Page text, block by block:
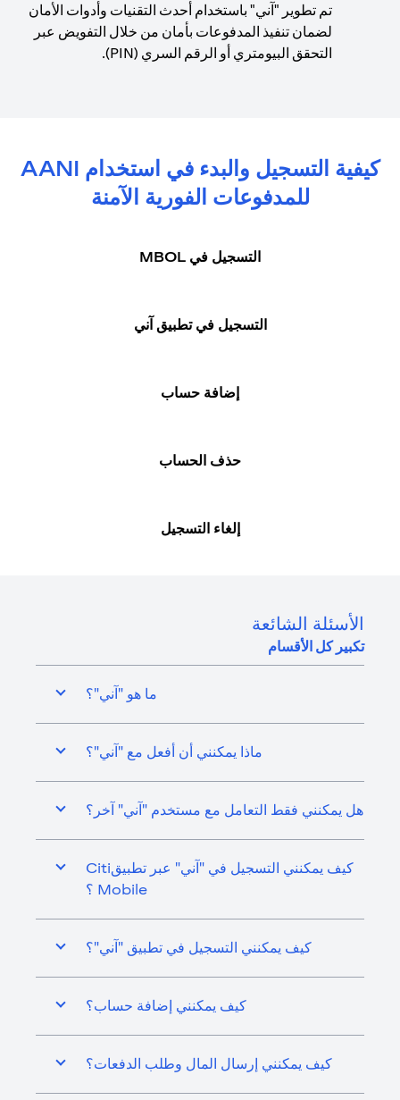
تم تطوير "آني" باستخدام أحدث التقنيات وأدوات الأمان
لضمان تنفيذ المدفوعات بأمان من خلال التفويض عبر
التحقق البيومتري أو الرقم السري (PIN).
كيفية التسجيل والبدء في استخدام AANI
للمدفوعات الفورية الآمنة
التسجيل في MBOL
التسجيل في تطبيق آني
إضافة حساب
حذف الحساب
إلغاء التسجيل
الأسئلة الشائعة
تكبير كل الأقسام
ما هو "آني"؟
ماذا يمكنني أن أفعل مع "آني"؟
هل يمكنني فقط التعامل مع مستخدم "آني" آخر؟
كيف يمكنني التسجيل في "آني" عبر تطبيقCiti
Mobile ؟
كيف يمكنني التسجيل في تطبيق "آني"؟
كيف يمكنني إضافة حساب؟
كيف يمكنني إرسال المال وطلب الدفعات؟